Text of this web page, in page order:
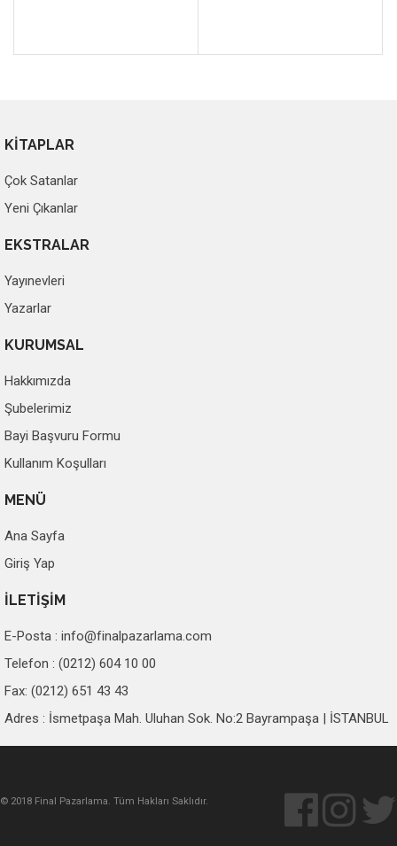
KİTAPLAR
Çok Satanlar
Yeni Çıkanlar
EKSTRALAR
Yayınevleri
Yazarlar
KURUMSAL
Hakkımızda
Şubelerimiz
Bayi Başvuru Formu
Kullanım Koşulları
MENÜ
Ana Sayfa
Giriş Yap
İLETİŞİM
E-Posta : info@finalpazarlama.com
Telefon : (0212) 604 10 00
Fax: (0212) 651 43 43
Adres : İsmetpaşa Mah. Uluhan Sok. No:2 Bayrampaşa | İSTANBUL
© 2018 Final Pazarlama. Tüm Hakları Saklıdır.